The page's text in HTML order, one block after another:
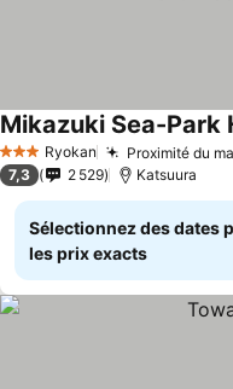
3 ÉtoilesRyokan Proximité du
Mikazuki Sea-Park
7,3 2 529 Katsuura
Sélectionnez des dates
les prix exacts